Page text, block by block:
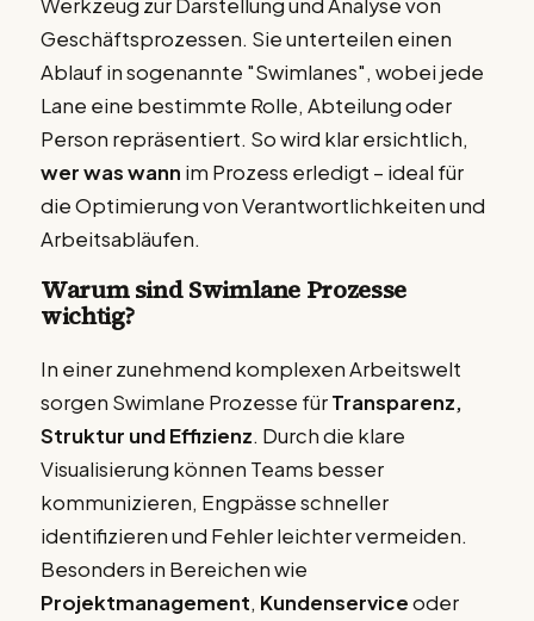
Werkzeug zur Darstellung und Analyse von
Geschäftsprozessen. Sie unterteilen einen
Ablauf in sogenannte "Swimlanes", wobei jede
Lane eine bestimmte Rolle, Abteilung oder
Person repräsentiert. So wird klar ersichtlich,
wer was wann im Prozess erledigt – ideal für
die Optimierung von Verantwortlichkeiten und
Arbeitsabläufen.
Warum sind Swimlane Prozesse
wichtig?
In einer zunehmend komplexen Arbeitswelt
sorgen Swimlane Prozesse fürTransparenz,
Struktur und Effizienz. Durch die klare
Visualisierung können Teams besser
kommunizieren, Engpässe schneller
identifizieren und Fehler leichter vermeiden.
Besonders in Bereichen wie
Projektmanagement, Kundenserviceoder